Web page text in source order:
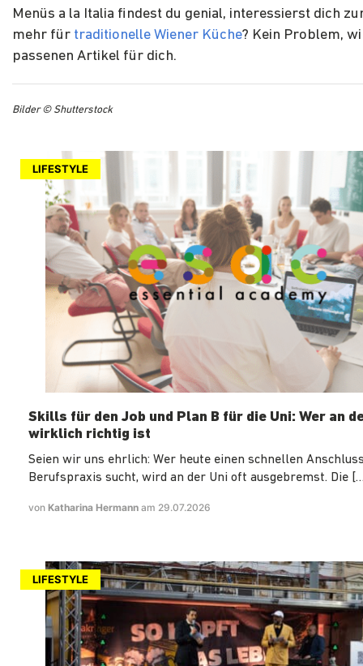
Menüs a la Italia findest du genial, interessierst dich
mehr für traditionelle Wiener Küche? Kein Problem,
passenen Artikel für dich.
Bilder © Shutterstock
LIFESTYLE
Skills für den Job und Plan B für die Uni: Wer an
wirklich richtig ist
Seien wir uns ehrlich: Wer heute einen schnellen
Berufspraxis sucht, wird an der Uni oft ausgebremst. Die
von Katharina Hermann am 29.07.2026
LIFESTYLE